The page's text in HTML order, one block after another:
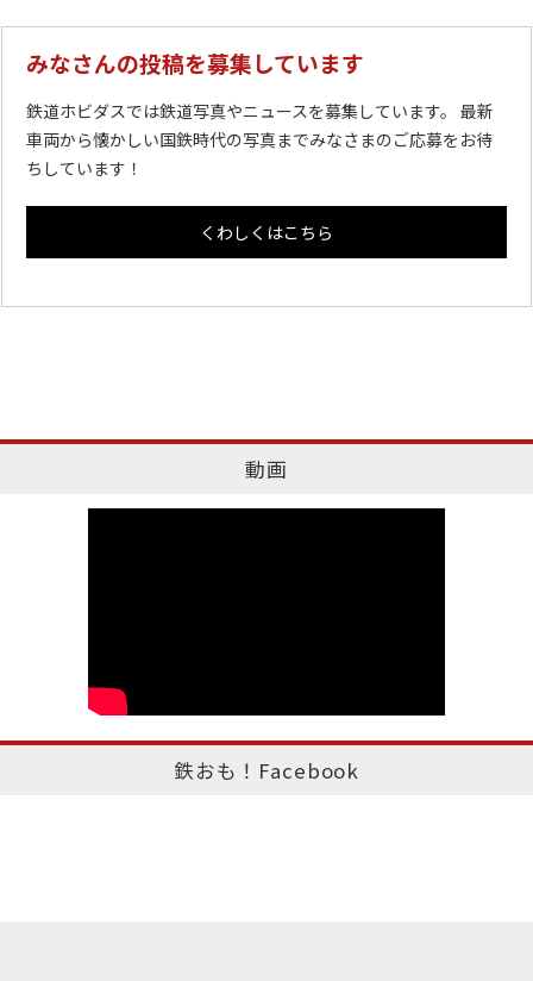
みなさんの投稿を募集しています
鉄道ホビダスでは鉄道写真やニュースを募集しています。 最新
車両から懐かしい国鉄時代の写真までみなさまのご応募をお待
ちしています！
くわしくはこちら
動画
鉄おも！Facebook